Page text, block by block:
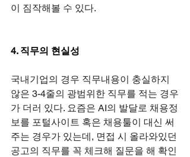
이 짐작해볼 수 있다.
4. 직무의 현실성
국내기업의 경우 직무내용이 충실하지
않은 3-4줄의 광범위한 직무를 적는 경우
가 더러 있다. 요즘은 AI의 발달로 채용정
보를 포털사이트 혹은 채용툴이 대신 써
주는 경우가 있는데, 면접 시 올라와있던
공고의 직무를 꼭 체크해 질문을 해 확인